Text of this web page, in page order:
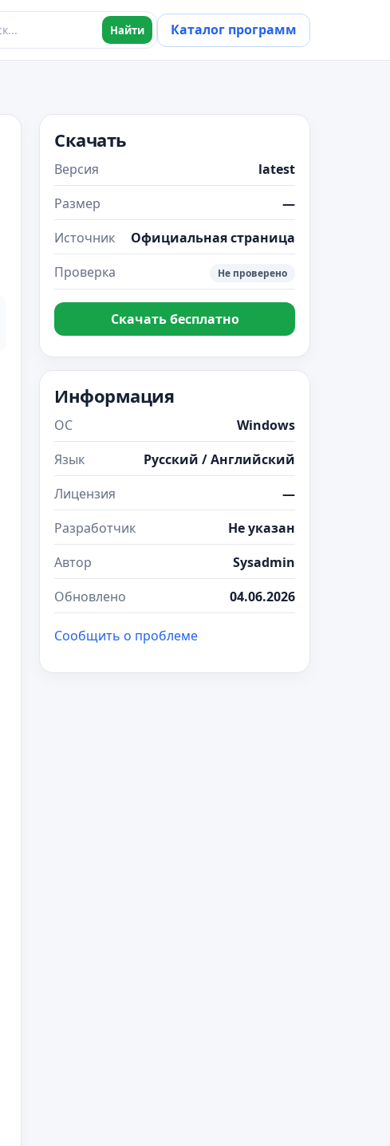
Найти Каталог программ
Скачать
Версия
latest
Размер
—
Источник
Официальная страница
Проверка
Не проверено
Скачать бесплатно
Информация
ОС
Windows
Язык
Русский / Английский
Лицензия
—
Разработчик
Не указан
Автор
Sysadmin
Обновлено
04.06.2026
Сообщить о проблеме